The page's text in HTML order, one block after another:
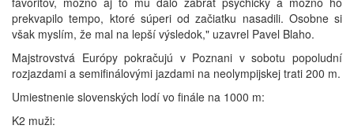
prekvapilo tempo, ktoré súperi od začiatku nasadili. Osobne si
však myslím, že mal na lepší výsledok," uzavrel Pavel Blaho.
Majstrovstvá Európy pokračujú v Poznani v sobotu popoludní
rozjazdami a semifinálovými jazdami na neolympijskej trati 200 m.
Umiestnenie slovenských lodí vo finále na 1000 m:
K2 muži: